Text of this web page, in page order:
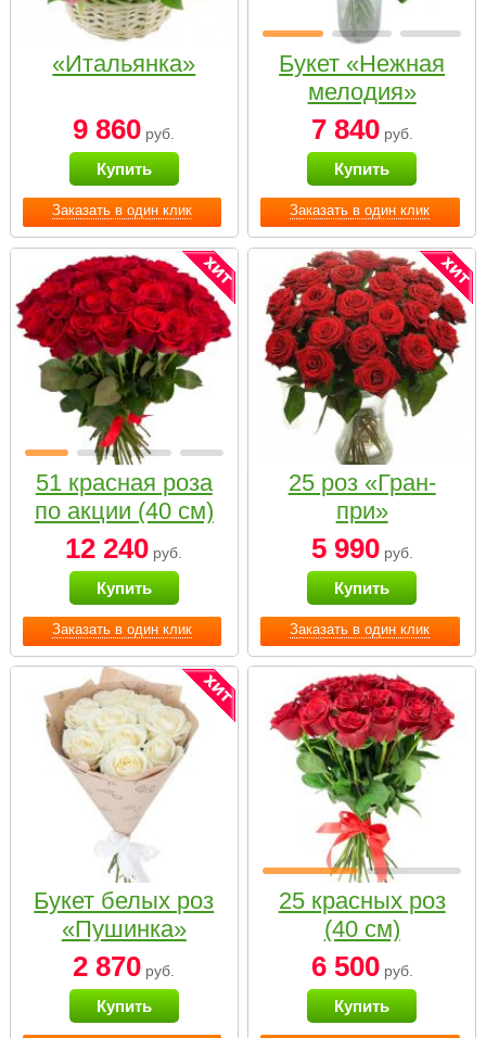
Заказать в один клик
«Итальянка»
9 860 руб.
Купить
Заказать в один клик
Букет «Нежная
мелодия»
7 840руб.
Купить
Заказать в один клик
51 красная роза
по акции (40 см)
12 240 руб.
Купить
Заказать в один клик
25 роз «Гран-
при»
5 990руб.
Купить
Букет белых роз
«Пушинка»
2 870 руб.
Купить
25 красных роз
(40 см)
6 500руб.
Купить